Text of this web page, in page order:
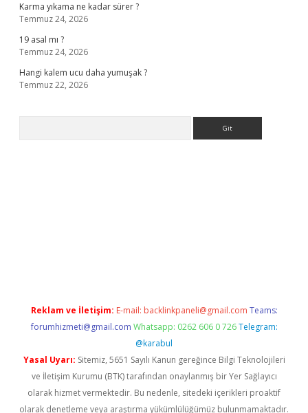
Karma yıkama ne kadar sürer ?
Temmuz 24, 2026
19 asal mı ?
Temmuz 24, 2026
Hangi kalem ucu daha yumuşak ?
Temmuz 22, 2026
Reklam ve İletişim: E-mail: backlinkpaneli@gmail.com Teams:
forumhizmeti@gmail.com Whatsapp: 0262 606 0 726 Telegram:
@karabul
Yasal Uyarı: Sitemiz, 5651 Sayılı Kanun gereğince Bilgi Teknolojileri
ve İletişim Kurumu (BTK) tarafından onaylanmış bir Yer Sağlayıcı
olarak hizmet vermektedir. Bu nedenle, sitedeki içerikleri proaktif
olarak denetleme veya araştırma yükümlülüğümüz bulunmamaktadır.